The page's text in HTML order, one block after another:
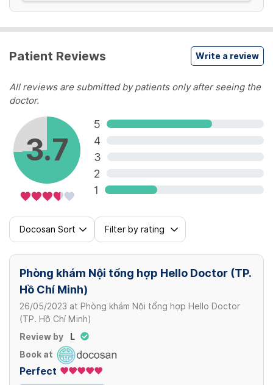
Patient Reviews Write a review
All reviews are submitted by patients only after seeing the
doctor.
3.7
5
4
3
2
1
Docosan Sort Filter by rating
Phòng khám Nội tổng hợp Hello Doctor (TP.
Hồ Chí Minh)
26/05/2023 at Phòng khám Nội tổng hợp Hello Doctor
(TP. Hồ Chí Minh)
Review by
L
Book at
Perfect